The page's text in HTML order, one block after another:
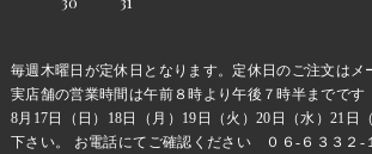
毎週木曜日が定休日となります。定休日のご注文は
実店舗の営業時間は午前８時より午後７時半までです
8月17日（日）18日（月）19日（火）20日（水）21
下さい。 お電話にてご確認ください ０６-６３３２-